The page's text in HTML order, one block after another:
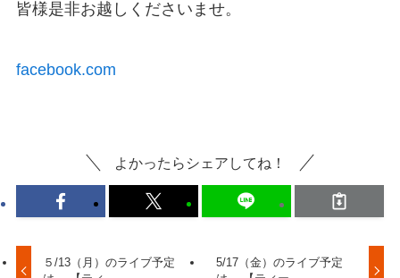
皆様是非お越しくださいませ。
facebook.com
よかったらシェアしてね！
５/13（月）のライブ予定
5/17（金）のライブ予定